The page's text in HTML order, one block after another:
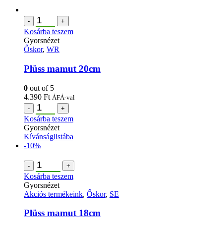
- +
Kosárba teszem
Gyorsnézet
Őskor, WR
Plüss mamut 20cm
0 out of 5
4.390 Ft ÁFÁ-val
-
+
Kosárba teszem
Gyorsnézet
Kívánságlistába
-10%
- +
Kosárba teszem
Gyorsnézet
Akciós termékeink, Őskor, SE
Plüss mamut 18cm